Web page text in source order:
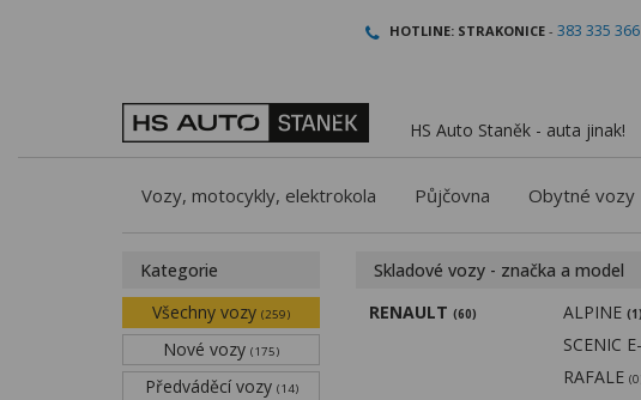
HOTLINE: STRAKONICE - 383 335 366
HS Auto Staněk - auta jinak!
Vozy, motocykly, elektrokola Půjčovna Obytné vozy
Kategorie
Všechny vozy (259)
Nové vozy (175)
Předváděcí vozy (14)
Skladové vozy - značka a model
RENAULT (60) ALPINE(1)
SCENIC
RAFALE